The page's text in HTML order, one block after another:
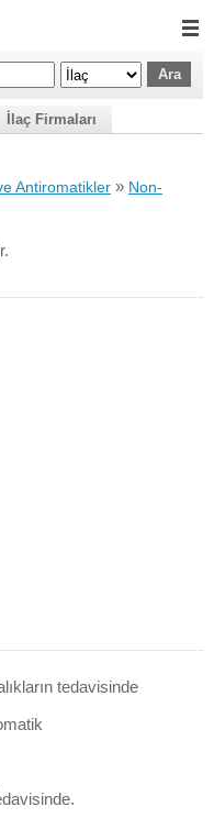
İlaç Firmaları
Antiromatikler » Non-
tedavisinde